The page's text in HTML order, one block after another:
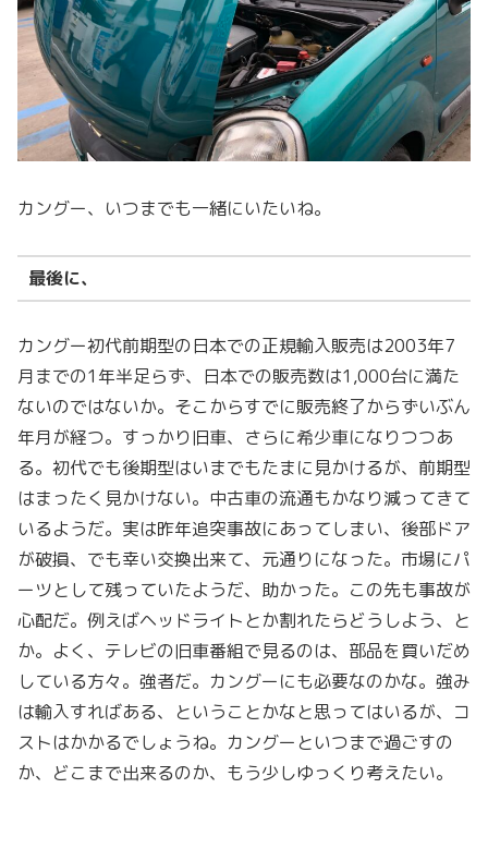
カングー、いつまでも一緒にいたいね。
最後に、
カングー初代前期型の日本での正規輸入販売は2003年7
月までの1年半足らず、日本での販売数は1,000台に満た
ないのではないか。そこからすでに販売終了からずいぶん
年月が経つ。すっかり旧車、さらに希少車になりつつあ
る。初代でも後期型はいまでもたまに見かけるが、前期型
はまったく見かけない。中古車の流通もかなり減ってきて
いるようだ。実は昨年追突事故にあってしまい、後部ドア
が破損、でも幸い交換出来て、元通りになった。市場にパ
ーツとして残っていたようだ、助かった。この先も事故が
心配だ。例えばヘッドライトとか割れたらどうしよう、と
か。よく、テレビの旧車番組で見るのは、部品を買いだめ
している方々。強者だ。カングーにも必要なのかな。強み
は輸入すればある、ということかなと思ってはいるが、コ
ストはかかるでしょうね。カングーといつまで過ごすの
か、どこまで出来るのか、もう少しゆっくり考えたい。